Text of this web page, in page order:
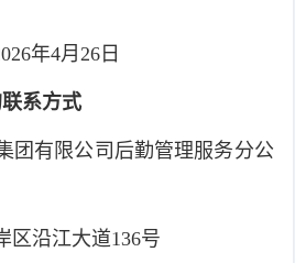
年4月26日
系方式
团有限公司后勤管理服务分公
沿江大道136号